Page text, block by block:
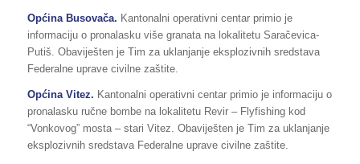
Općina Busovača. Kantonalni operativni centar primio je
informaciju o pronalasku više granata na lokalitetu Saračevica-
Putiš. Obaviješten je Tim za uklanjanje eksplozivnih sredstava
Federalne uprave civilne zaštite.
Općina Vitez. Kantonalni operativni centar primio je informaciju o
pronalasku ručne bombe na lokalitetu Revir – Flyfishing kod
“Vonkovog” mosta – stari Vitez. Obaviješten je Tim za uklanjanje
eksplozivnih sredstava Federalne uprave civilne zaštite.